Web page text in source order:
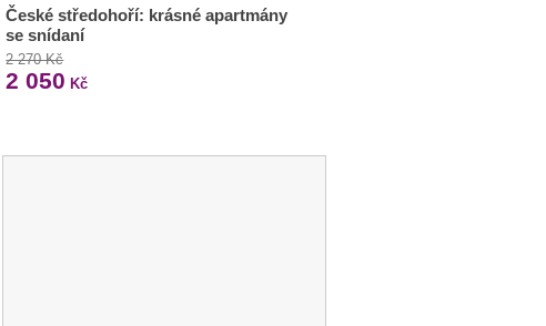
České středohoří: krásné apartmány
se snídaní
2 270 Kč
2 050 Kč